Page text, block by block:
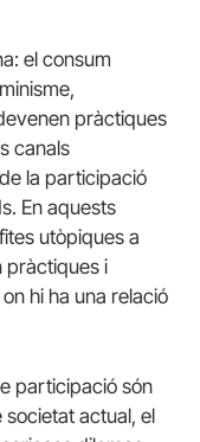
el consum
pràctiques
canals
la participació
En aquests
utòpiques a
pràctiques i
hi ha una relació
participació són
actual, el